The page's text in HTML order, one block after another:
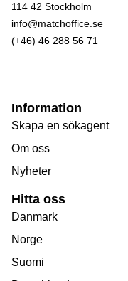
114 42 Stockholm
info@matchoffice.se
(+46) 46 288 56 71
Information
Skapa en sökagent
Om oss
Nyheter
Hitta oss
Danmark
Norge
Suomi